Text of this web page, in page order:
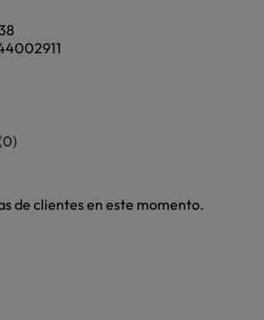
de clientes en este momento.